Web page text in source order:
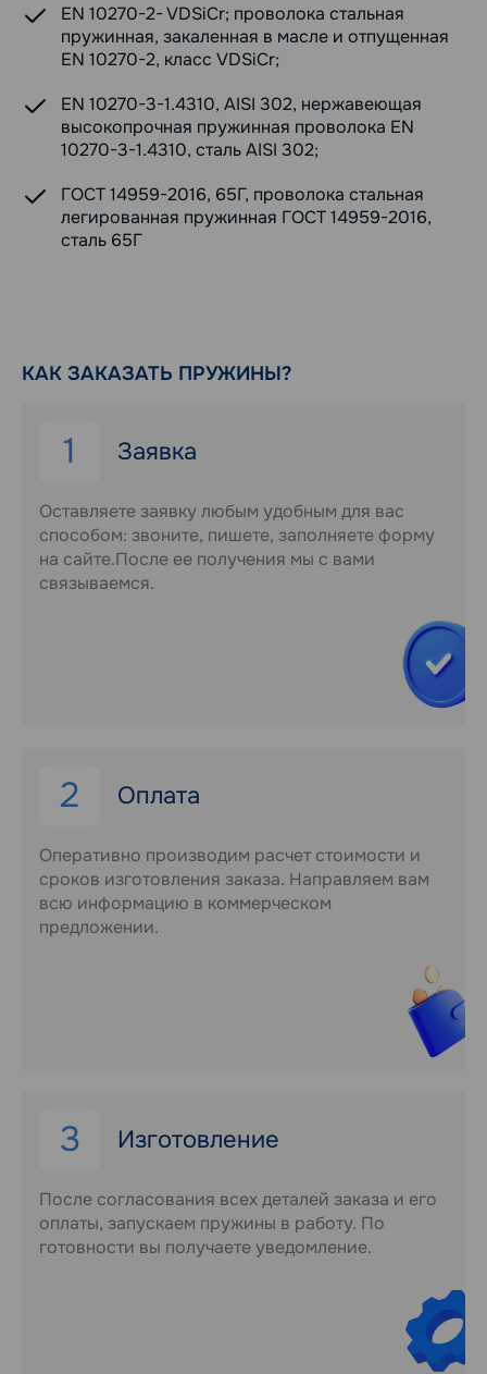
EN 10270-2- VDSiCr; проволока стальная
пружинная, закаленная в масле и отпущенная
EN 10270-2, класс VDSiCr;
EN 10270-3-1.4310, AISI 302, нержавеющая
высокопрочная пружинная проволока EN
10270-3-1.4310, сталь AISI 302;
ГОСТ 14959-2016, 65Г, проволока стальная
легированная пружинная ГОСТ 14959-2016,
сталь 65Г
КАК ЗАКАЗАТЬ ПРУЖИНЫ?
1 Заявка
Оставляете заявку любым удобным для вас
способом: звоните, пишете, заполняете форму
на сайте.После ее получения мы с вами
связываемся.
2 Оплата
Оперативно производим расчет стоимости и
сроков изготовления заказа. Направляем вам
всю информацию в коммерческом
предложении.
3 Изготовление
После согласования всех деталей заказа и его
оплаты, запускаем пружины в работу. По
готовности вы получаете уведомление.